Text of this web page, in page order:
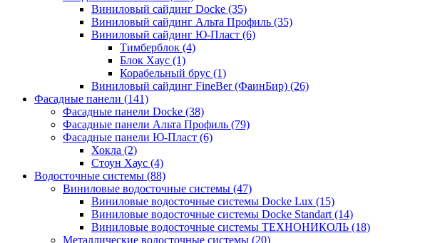
Виниловый сайдинг Docke (35)
Виниловый сайдинг Альта Профиль (35)
Виниловый сайдинг Ю-Пласт (6)
Тимберблок (4)
Блок Хаус (1)
Корабельный брус (1)
Виниловый сайдинг FineBer (ФаинБир) (26)
Фасадные панели (141)
Фасадные панели Docke (38)
Фасадные панели Альта Профиль (79)
Фасадные панели Ю-Пласт (6)
Хокла (2)
Стоун Хаус (4)
Водосточные системы (88)
Виниловые водосточные системы (47)
Виниловые водосточные системы Docke Lux (15)
Виниловые водосточные системы Docke Standart (14)
Виниловые водосточные системы ТЕХНОНИКОЛЬ (18)
Металлические водосточные системы (20)